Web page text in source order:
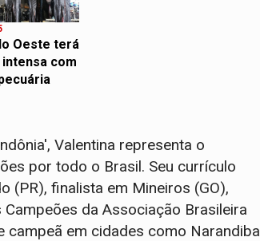
Oeste terá
intensa com
Valentina representa o
por todo o Brasil. Seu currículo
(PR), finalista em Mineiros (GO),
da Associação Brasileira
campeã em cidades como Narandiba